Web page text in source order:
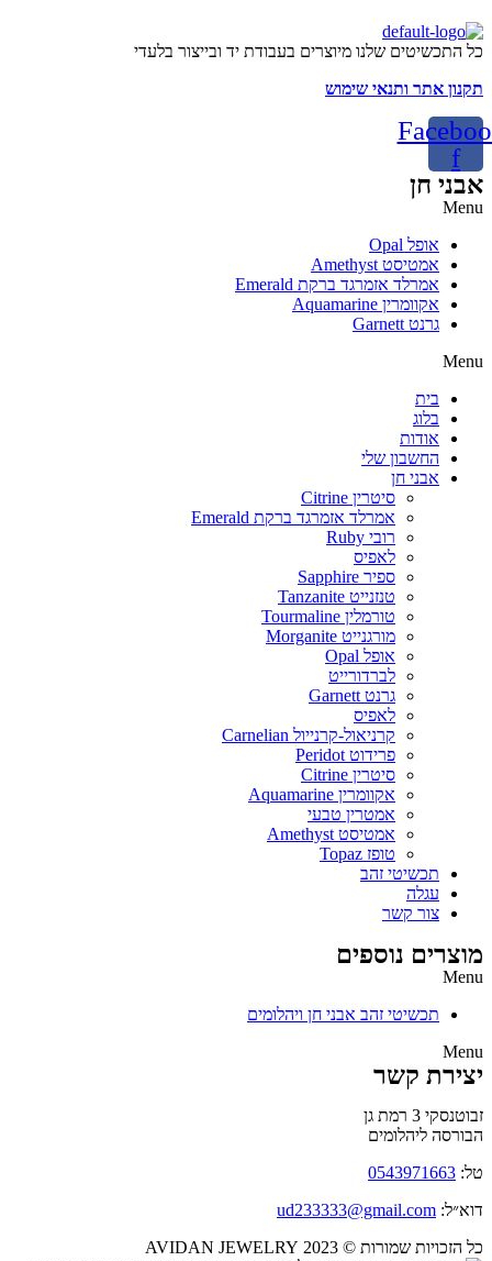
כל התכשיטים שלנו מיוצרים בעבודת יד ובייצור בלעדי
תקנון אתר ותנאי שימוש
f
אבני חן
Menu
אופל Opal
אמטיסט Amethyst
אמרלד אזמרגד ברקת Emerald
אקוומרין Aquamarine
גרנט Garnett
Menu
בית
בלוג
אודות
החשבון שלי
אבני חן
סיטרין Citrine
אמרלד אזמרגד ברקת Emerald
רובי Ruby
לאפיס
ספיר Sapphire
טנזנייט Tanzanite
טורמלין Tourmaline
מורגנייט Morganite
אופל Opal
לברדורייט
גרנט Garnett
לאפיס
קרניאול-קרנייול Carnelian
פרידוט Peridot
סיטרין Citrine
אקוומרין Aquamarine
אמטרין טבעי
אמטיסט Amethyst
טופז Topaz
תכשיטי זהב
עגלה
צור קשר
מוצרים נוספים
Menu
תכשיטי זהב אבני חן ויהלומים
Menu
יצירת קשר
זבוטנסקי 3 רמת גן
הבורסה ליהלומים
טל: 0543971663
דוא״ל: ud233333@gmail.com
כל הזכויות שמורות © 2023 AVIDAN JEWELRY